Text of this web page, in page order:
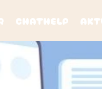
CHATHELP